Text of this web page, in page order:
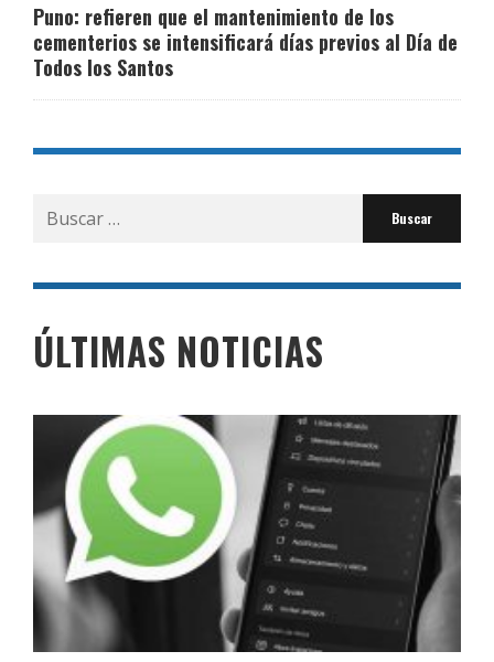
Puno: refieren que el mantenimiento de los
cementerios se intensificará días previos al Día de
Todos los Santos
Buscar
por:
ÚLTIMAS NOTICIAS